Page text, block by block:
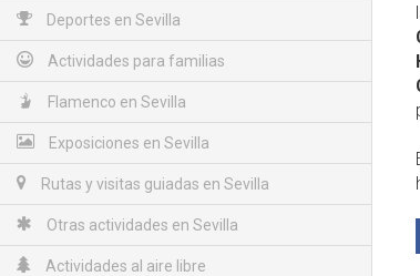
Deportes en Sevilla
Actividades para familias
Flamenco en Sevilla
Exposiciones en Sevilla
Rutas y visitas guiadas en Sevilla
Otras actividades en Sevilla
Actividades al aire libre